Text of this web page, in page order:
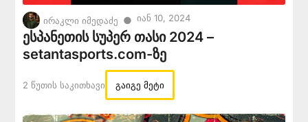
ირაკლი იმედაძე ● Იან 10, 2024
ესპანეთის სუპერ თასი 2024 –
setantasports.com-ზე
2 Წუთის Საკითხავი გაიგე მეტი